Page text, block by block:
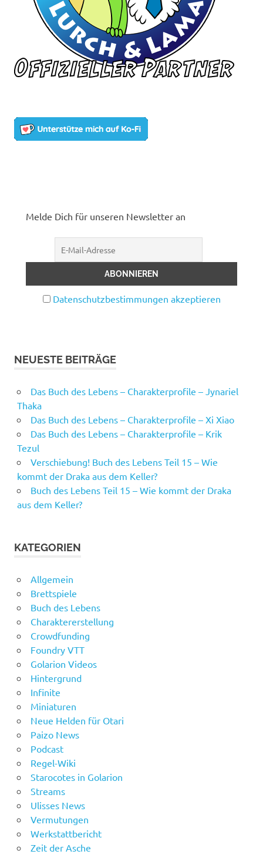
Melde Dich für unseren Newsletter an
Datenschutzbestimmungen akzeptieren
NEUESTE BEITRÄGE
Das Buch des Lebens – Charakterprofile – Jynariel
Thaka
Das Buch des Lebens – Charakterprofile – Xi Xiao
Das Buch des Lebens – Charakterprofile – Krik
Tezul
Verschiebung! Buch des Lebens Teil 15 – Wie
kommt der Draka aus dem Keller?
Buch des Lebens Teil 15 – Wie kommt der Draka
aus dem Keller?
KATEGORIEN
Allgemein
Brettspiele
Buch des Lebens
Charaktererstellung
Crowdfunding
Foundry VTT
Golarion Videos
Hintergrund
Infinite
Miniaturen
Neue Helden für Otari
Paizo News
Podcast
Regel-Wiki
Starocotes in Golarion
Streams
Ulisses News
Vermutungen
Werkstattbericht
Zeit der Asche